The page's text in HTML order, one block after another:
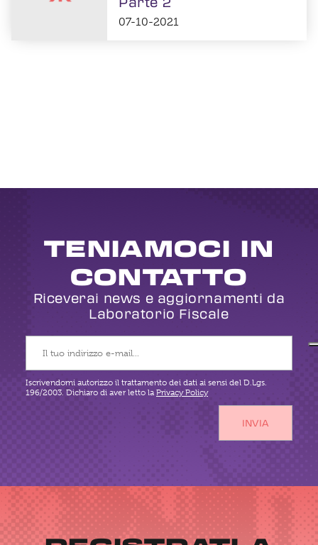
07-10-2021
TENIAMOCI IN
CONTATTO
Riceverai news e aggiornamenti da
Laboratorio Fiscale
Iscrivendomi autorizzo il trattamento dei dati ai sensi del D.Lgs.
196/2003. Dichiaro di aver letto la Privacy Policy